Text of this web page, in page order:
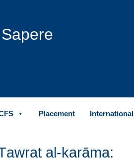
Placement International
al-karāma: